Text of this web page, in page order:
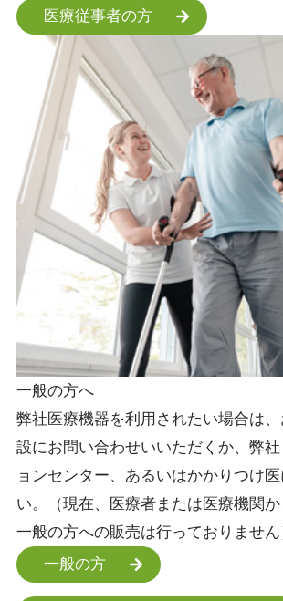
医療従事者の方
一般の方へ
弊社医療機器を利用されたい場合は
設にお問い合わせいいただくか、弊
ョンセンター、あるいはかかりつけ
い。（現在、医療者または医療機関
一般の方への販売は行っておりません
一般の方